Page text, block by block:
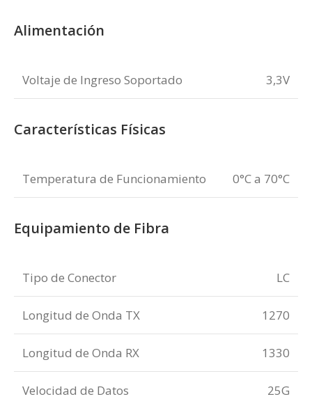
Alimentación
Voltaje de Ingreso Soportado 3,3V
Características Físicas
Temperatura de Funcionamiento 0°C a 70°C
Equipamiento de Fibra
Tipo de Conector LC
Longitud de Onda TX 1270
Longitud de Onda RX 1330
Velocidad de Datos 25G